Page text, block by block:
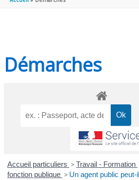
Démarches
Accueil particuliers > Travail - Formation
fonction publique > Un agent public peut-